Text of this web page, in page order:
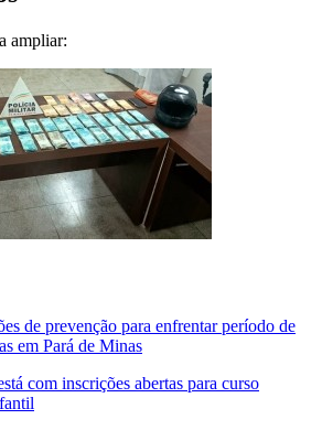
ampliar:
de prevenção para enfrentar período de
em Pará de Minas
com inscrições abertas para curso